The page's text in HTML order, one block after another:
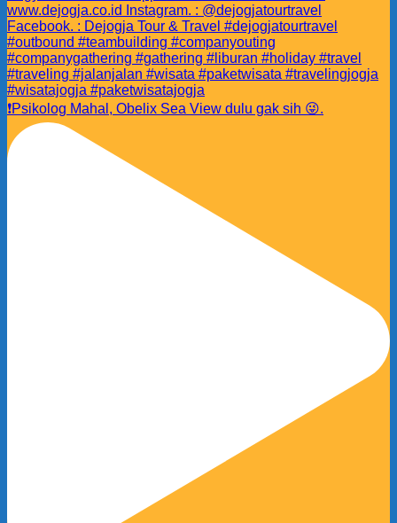
❗️Psikolog Mahal, Obelix Sea View dulu gak sih 😜.